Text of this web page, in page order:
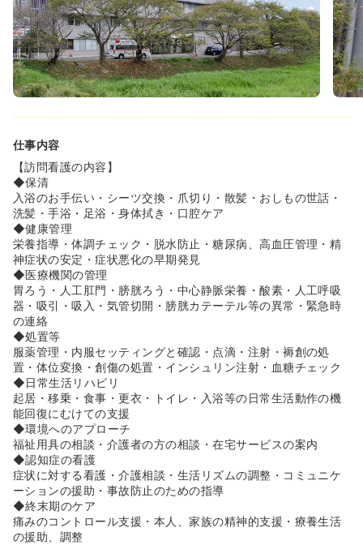
仕事内容
【訪問看護の内容】
◆保清
入浴のお手伝い・シーツ交換・爪切り・散髪・おしもの世話・
洗髪・手浴・足浴・身体拭き・口腔ケア
◆健康管理
栄養指導・体調チェック・脱水防止・糖尿病、高血圧管理・精
神症状の安定・症状悪化の早期発見
◆医療機関の管理
胃ろう・人工肛門・膀胱ろう・中心静脈栄養・酸素・人工呼吸
器・吸引・吸入・気管切開・膀胱カテーテル等の異常・緊急時
の連絡
◆処置等
服薬管理・内服セッティングと確認・点滴・注射・褥創の処
置・体位変換・創傷の処置・インシュリン注射・血糖チェック
◆日常生活リハビリ
起居・移乗・食事・更衣・トイレ・入浴等の日常生活動作の機
能回復にむけての支援
◆環境へのアプローチ
福祉用具の相談・介護者の方の相談・在宅サービスの案内
◆認知症の看護
症状に対する看護・介護相談・生活リズムの調整・コミュニケ
ーションの援助・事故防止のための指導
◆終末期のケア
痛みのコントロール支援・本人、家族の精神的支援・療養生活
の援助、調整